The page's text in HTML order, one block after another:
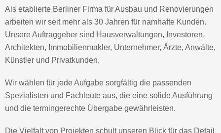
Als etablierte Berliner Firma für Ausbau und Renovierungen
arbeiten wir seit mehr als 30 Jahren für namhafte Kunden.
Unsere Auftraggeber sind Hausverwaltungen, Investoren,
Architekten, Immobilienmakler, Unternehmer, Ärzte, Anwälte,
Künstler und Privatkunden.
Wir wählen für jede Aufgabe sorgfältig die passenden
Spezialisten und Fachleute aus, die eine solide Ausführung
und die termingerechte Übergabe gewährleisten.
Die Vielfalt von Projekten schult unseren Blick für das Detail